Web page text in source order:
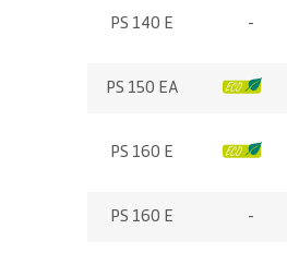
PS 140 E -
PS 150 EA -
PS 160 E -
PS 160 E -